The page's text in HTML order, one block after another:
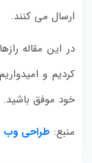
ارسال می کنند.
در این مقاله
کردیم و
خود موفق باشید.
منبع: طراحی وب